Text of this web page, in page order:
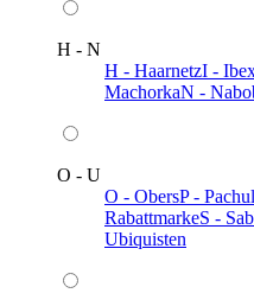
H - N
H - HaarnetzI -
MachorkaN -
O - U
O - ObersP -
RabattmarkeS -
Ubiquisten